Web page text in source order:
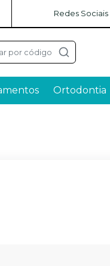
Redes Sociais
por código
Ortodontia